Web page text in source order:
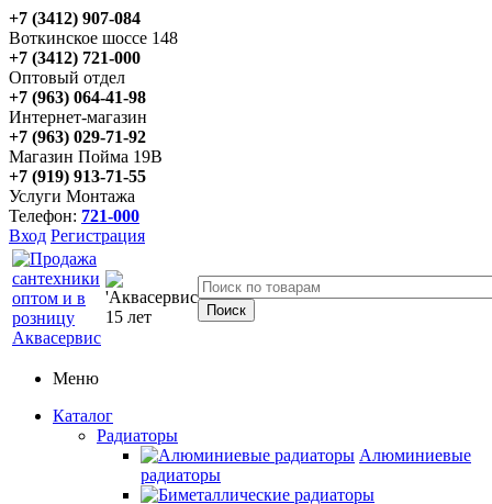
+7 (3412) 907-084
Воткинское шоссе 148
+7 (3412) 721-000
Оптовый отдел
+7 (963) 064-41-98
Интернет-магазин
+7 (963) 029-71-92
Магазин Пойма 19В
+7 (919) 913-71-55
Услуги Монтажа
Телефон: 721-000
Вход Регистрация
Меню
Каталог
Радиаторы
Алюминиевые
радиаторы